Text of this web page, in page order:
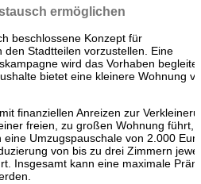
ermöglichen
beschlossene Konzept für
den Stadtteilen vorzustellen. Eine
wird das Vorhaben
bietet eine kleinere Wohnung
finanziellen Anreizen zur
freien, zu großen Wohnung führt,
Umzugspauschale von 2.000
von bis zu drei Zimmern
Insgesamt kann eine maximale